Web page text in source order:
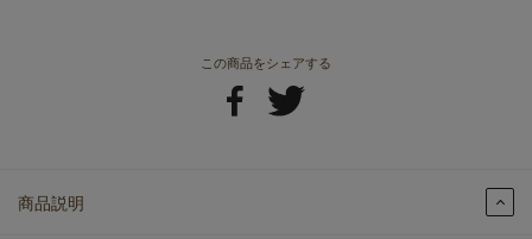
この商品をシェアする
商品説明